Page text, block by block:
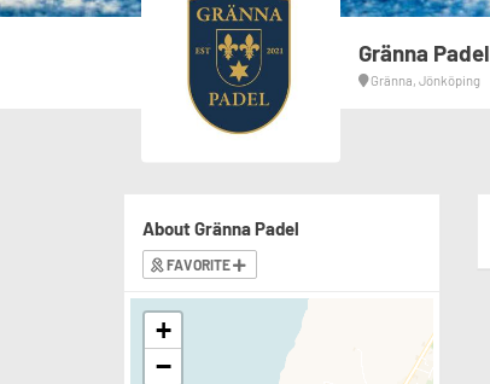
Gränna Padel
Gränna, Jönköping
About Gränna Padel
FAVORITE
+
−